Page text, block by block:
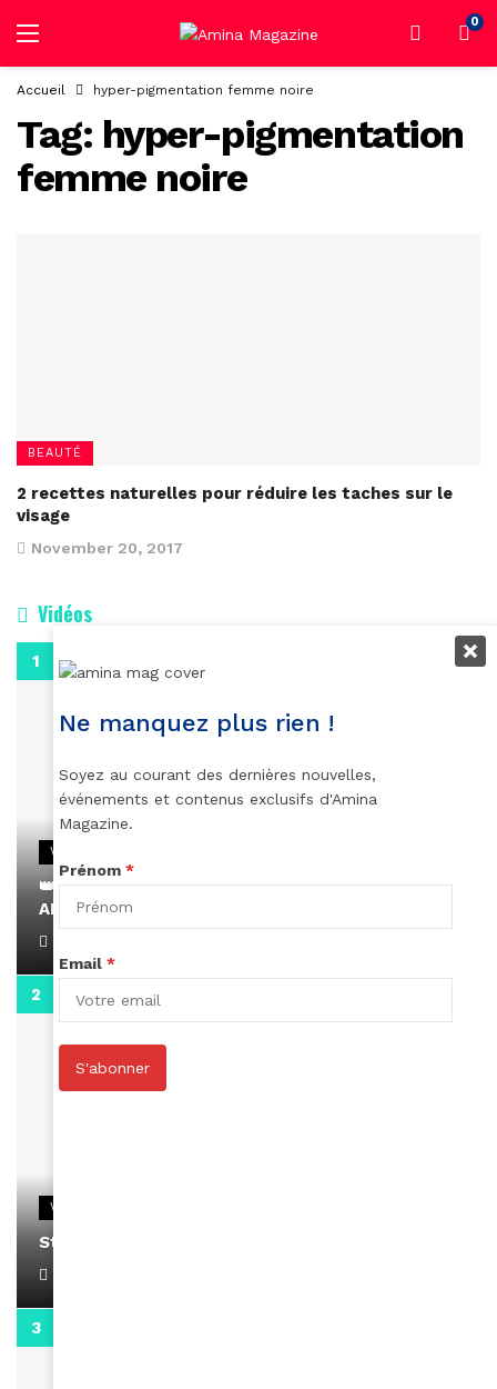
0
Accueil hyper-pigmentation femme noire
Tag: hyper-pigmentation
femme noire
BEAUTÉ
2 recettes naturelles pour réduire les taches sur le
visage
November 20, 2017
Vidéos
0:29
VIDEOS
👑 Remerciements à Ayden pour son message sur
AMINA, le Magazine de la Femme
VIDEOS
Stacy passe un message
Ne manquez plus rien !
Soyez au courant des dernières nouvelles,
événements et contenus exclusifs d'Amina
Magazine.
Prénom *
Email *
S'abonner